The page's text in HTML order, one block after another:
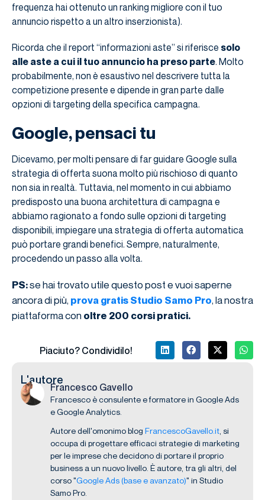
frequenza hai ottenuto un ranking migliore con il tuo
annuncio rispetto a un altro inserzionista).
Ricorda che il report “informazioni aste” si riferisce solo
alle aste a cui il tuo annuncio ha preso parte. Molto
probabilmente, non è esaustivo nel descrivere tutta la
competizione presente e dipende in gran parte dalle
opzioni di targeting della specifica campagna.
Google, pensaci tu
Dicevamo, per molti pensare di far guidare Google sulla
strategia di offerta suona molto più rischioso di quanto
non sia in realtà. Tuttavia, nel momento in cui abbiamo
predisposto una buona architettura di campagna e
abbiamo ragionato a fondo sulle opzioni di targeting
disponibili, impiegare una strategia di offerta automatica
può portare grandi benefici. Sempre, naturalmente,
procedendo un passo alla volta.
PS:se hai trovato utile questo post e vuoi saperne
ancora di più, prova gratis Studio Samo Pro, la nostra
piattaforma con oltre 200 corsi pratici.
Piaciuto? Condividilo!
L'autore
Francesco Gavello
Francesco è consulente e formatore in Google Ads
e Google Analytics.
Autore dell'omonimo blog FrancescoGavello.it , si
occupa di progettare efficaci strategie di marketing
per le imprese che decidono di portare il proprio
business a un nuovo livello. È autore, tra gli altri, del
corso "Google Ads (base e avanzato)" in Studio
Samo Pro.